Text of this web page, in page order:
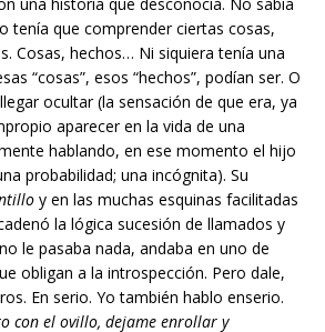
tenía que comprender ciertas cosas,
Cosas, hechos… Ni siquiera tenía una
“cosas”, esos “hechos”, podían ser. O
ocultar (la sensación de que era, ya
aparecer en la vida de una
hablando, en ese momento el hijo
probabilidad; una incógnita). Su
y en las muchas esquinas facilitadas
la lógica sucesión de llamados y
le pasaba nada, andaba en uno de
obligan a la introspección. Pero dale,
En serio. Yo también hablo enserio.
con el ovillo, dejame enrollar y